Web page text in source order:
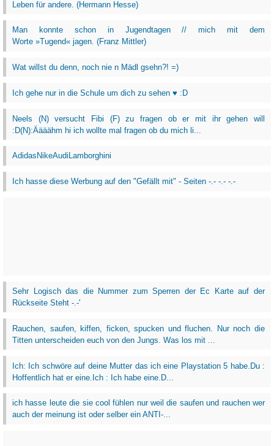
Leben für andere. (Hermann Hesse)
Man konnte schon in Jugendtagen // mich mit dem
Worte »Tugend« jagen. (Franz Mittler)
Wat willst du denn, noch nie n Mädl gsehn?! =)
Ich gehe nur in die Schule um dich zu sehen ♥ :D
Neels (N) versucht Fibi (F) zu fragen ob er mit ihr gehen will
:D(N):Äääähm hi ich wollte mal fragen ob du mich li...
AdidasNikeAudiLamborghini
Ich hasse diese Werbung auf den "Gefällt mit" - Seiten -.- -.- -.-
Sehr Logisch das die Nummer zum Sperren der Ec Karte auf der
Rückseite Steht -.-'
Rauchen, saufen, kiffen, ficken, spucken und fluchen. Nur noch die
Titten unterscheiden euch von den Jungs. Was los mit ...
Ich: Ich schwöre auf deine Mutter das ich eine Playstation 5 habe.Du :
Hoffentlich hat er eine.Ich : Ich habe eine.D...
ich hasse leute die sie cool fühlen nur weil die saufen und rauchen wer
auch der meinung ist oder selber ein ANTI-...